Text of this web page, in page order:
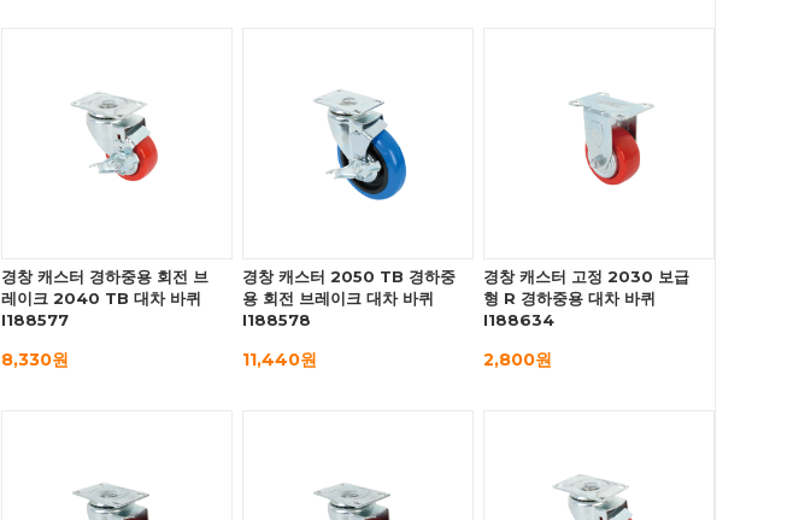
경창 캐스터 경하중용 회전 브
레이크 2040 TB 대차 바퀴
I188577
8,330원
경창 캐스터 2050 TB 경하중
용 회전 브레이크 대차 바퀴
I188578
11,440원
경창 캐스터 고정 2030 보급
형 R 경하중용 대차 바퀴
I188634
2,800원